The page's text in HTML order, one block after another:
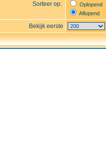
Sorteer op:
Oplopend
Aflopend
Bekijk eerste